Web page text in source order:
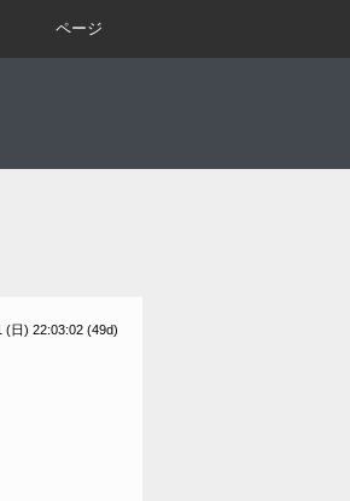
ページ
(日) 22:03:02 (49d)